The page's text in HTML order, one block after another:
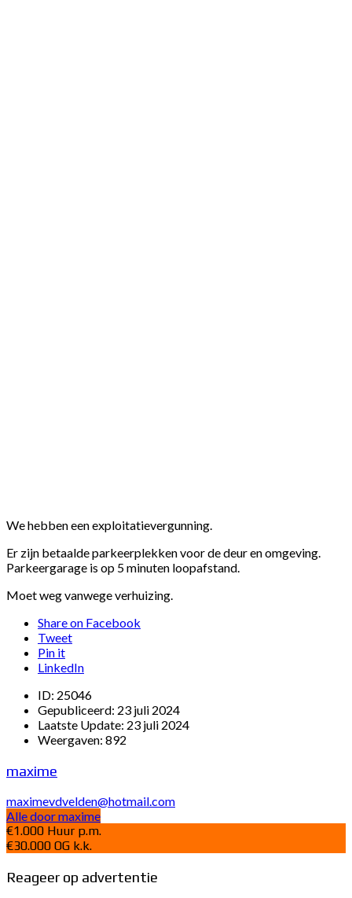
We hebben een exploitatievergunning.
Er zijn betaalde parkeerplekken voor de deur en omgeving.
Parkeergarage is op 5 minuten loopafstand.
Moet weg vanwege verhuizing.
Share on Facebook
Tweet
Pin it
LinkedIn
ID: 25046
Gepubliceerd: 23 juli 2024
Laatste Update: 23 juli 2024
Weergaven: 892
maxime
maximevdvelden@hotmail.com
Alle door maxime
€1.000 Huur p.m.
€30.000 OG k.k.
Reageer op advertentie